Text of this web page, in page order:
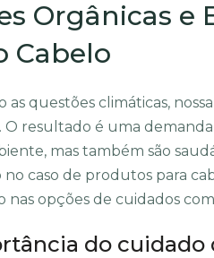
Orgânicas e
Cabelo
as questões climáticas,
O resultado é uma
mas também são
caso de produtos para
nas opções de cuidados
do cuidado